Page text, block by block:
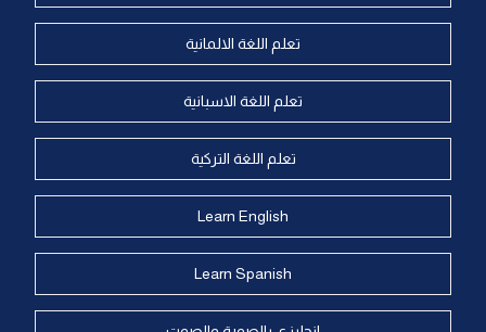
تعلم اللغة الالمانية
تعلم اللغة الاسبانية
تعلم اللغة التركية
Learn English
Learn Spanish